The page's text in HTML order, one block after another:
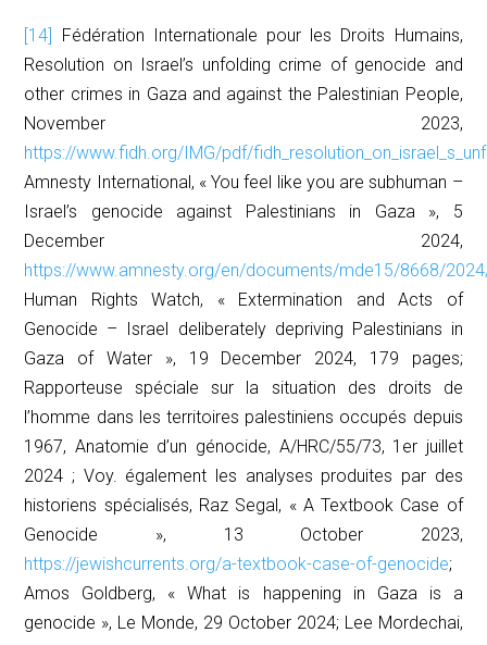
[14]
Fédération Internationale pour les Droits Humains,
Resolution on Israel’s unfolding crime of genocide and
other crimes in Gaza and against the Palestinian People,
November 2023,
https://www.fidh.org/IMG/pdf/
Amnesty International, « You feel like you are subhuman –
Israel’s genocide against Palestinians in Gaza », 5
December 2024,
https://www.amnesty.org/en/documents/mde15/8668/
Human Rights Watch, « Extermination and Acts of
Genocide – Israel deliberately depriving Palestinians in
Gaza of Water », 19 December 2024, 179 pages;
Rapporteuse spéciale sur la situation des droits de
l’homme dans les territoires palestiniens occupés depuis
1967, Anatomie d’un génocide, A/HRC/55/73, 1er juillet
2024 ; Voy. également les analyses produites par des
historiens spécialisés, Raz Segal, « A Textbook Case of
Genocide », 13 October 2023,
https://jewishcurrents.org/a-textbook-case-of-genocide;
Amos Goldberg, « What is happening in Gaza is a
genocide », Le Monde, 29 October 2024; Lee Mordechai,